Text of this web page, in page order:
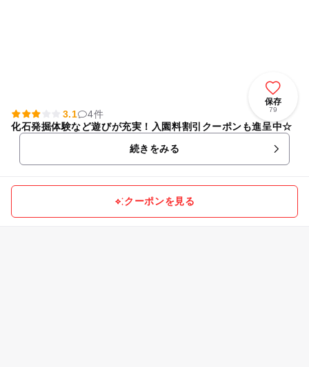
保存
79
3.1
4件
化石発掘体験など遊びが充実！入園料割引クーポンも進呈中☆
続きをみる
クーポンを見る